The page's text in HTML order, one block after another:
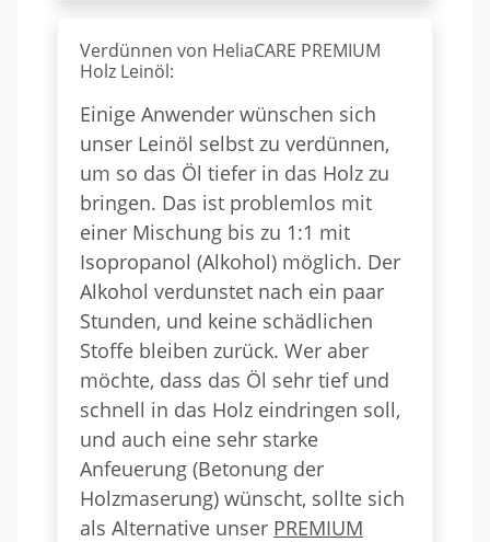
Verdünnen von HeliaCARE PREMIUM
Holz Leinöl:
Einige Anwender wünschen sich
unser Leinöl selbst zu verdünnen,
um so das Öl tiefer in das Holz zu
bringen. Das ist problemlos mit
einer Mischung bis zu 1:1 mit
Isopropanol (Alkohol) möglich. Der
Alkohol verdunstet nach ein paar
Stunden, und keine schädlichen
Stoffe bleiben zurück. Wer aber
möchte, dass das Öl sehr tief und
schnell in das Holz eindringen soll,
und auch eine sehr starke
Anfeuerung (Betonung der
Holzmaserung) wünscht, sollte sich
als Alternative unser PREMIUM